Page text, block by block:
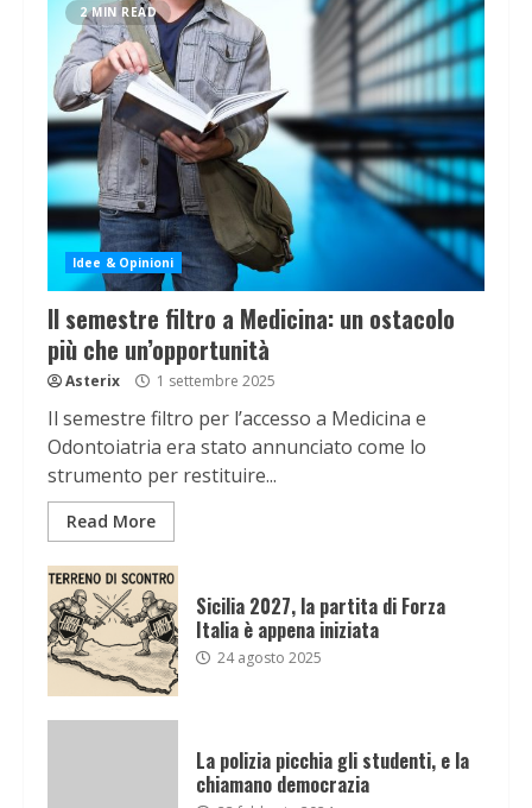
2 MIN READ
Idee & Opinioni
Il semestre filtro a Medicina: un ostacolo
più che un’opportunità
Asterix 1 settembre 2025
Il semestre filtro per l’accesso a Medicina e
Odontoiatria era stato annunciato come lo
strumento per restituire...
Read More
Sicilia 2027, la partita di Forza
Italia è appena iniziata
24 agosto 2025
La polizia picchia gli studenti, e la
chiamano democrazia